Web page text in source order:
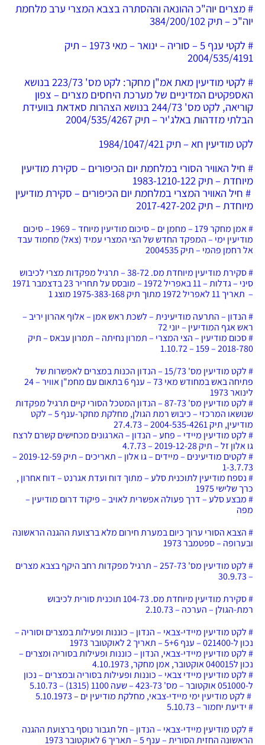
# מצרים יוה"כ ההונאה וההסתרה בצבא המצרי ערב מלחמת
יוה"כ – תיק 384/200/102
# לקטי ענף 5 – סוריה – ינואר – מאי 1973 – תיק
2004/535/4191
# לקטי מודיעין מאת אמ"ן מחקר: לקט מס' 223/73 בנושא
האספקטים המדיניים של מערכת היחסים מצרים – צפון
קוריאה, לקט מס' 244/73 בנושא הצהרות סאדאת בוועידת
הבלתי מזדהות באלג'יר – תיק 2004/535/4267
לקט מודיעין חא – תיק 1984/1047/421
# חיל האוויר הסורי במלחמת יום הכיפורים – סקירת מודיעין
מיוחדת – תיק 1983-1210-122
# חיל האוויר המצרי במלחמת יום הכיפורים – סקירת מודיעין
מיוחדת – תיק 2017-427-202
# אמן מחקר 179 – מחמן ים – סיכום מודיעין מיוחד – 1969 – סיכום
מודיעין ימי – המפקד החדש של הצי המצרי עמיד (צאל) מחמוד עבד
אל רחמן פהמי – תיק 2004535
# סקירת מודיעין מיוחדת מס. 38-72 – תרגיל מפקדות מצרי לכיבוש
סיני – גדלות – 11 באפריל 1972 – מובסס על תחריר 23 בדצמבר 1971
– תאריך 11 לאפריל 1972 מתוך תיק 1975-383-168 מוצג 1
# הנדון – התרעה מודיעינית – לשכת ראש אמן – אלוף אהרון יריב –
ראש אגף המודיעין – יוני 72
# סכום מודיעין – הצי המצרי – תמרון נחיתה – תמרון עבאס – תיק
2018-780 – 159 – 1.10.72
# לקט מודיעין מס' 15/73 – הנדון הכנות במצרים לאפשרות של
פתיחה באש במחודש מאי 73 – ענף 6 בתאום עם מחמ"ן אוויר – 24
לינואר 1973
# לקט מודיעין מס' 87-73 – הנדון המטכל הסורי קיים תרגיל מפקדות
שנושאו המרכזי – כיבוש רמת הגולן, מחלקת מחקר-ענף 5 – לקט
מודיעין, תיק 2004-535-4261 – 27.4.73
# לקט מודיעין מיידי – פחע – הנדון – הארגונים מכחישים קשרם לרצח
גו אלון זל – תיק 2019-12-28 – 4.7.73
# לקטים מודיעינים – מיידים – גו אלון – תאריכים – תיק 2019-12-59 –
1-3.7.73
# נספח מודיעין לתוכנית סלע – מתוך דוח ועדת אגרנט – דוח אחרון ,
כרך שלישי 1975
# מבצע סלע – דרך פעולה אפשרית לאויב – פיקוד דרום מודיעין –
מפה
# הצבא הסורי ערוך כיום במערת חירום מלא ברצועת ההגנה הראשונה
ובערופה – ספטמבר 1973
# לקט מודיעין מס' 257-73 – תרגיל מפקדות רחב היקף בצבא מצרים
– 30.9.73
# סקירת מודיעין מיוחדת מס. 104-73 תוכנית סורית לכיבוש
רמת-הגולן – הערכה – 2.10.73
# לקט מודיעין מיידי-צבאי – הנדון – כוננות ופעילות במצרים וסוריה –
נכון ל-021400 – ענף 5+6 – תאריך 2 לאוקטובר 1973
# לקט מודיעין מיידי-צבאי, הנדון – כוננות ופעילות בסוריה ומצרים –
נכון ל040015 אוקטובר, אמן מחקר, 4.10.1973
# לקט מודיעין מיידי צבאי – כוננות ופעילות בסוריה ובמצרים – נכון
ל-051000 אוקטובר – מס' 423-73 – שעה 1100 (1315) – 5.10.73
# לקט מודיעין ימי מיידי-צבאי, מחלקת מודיעין ים –
5.10.1973
# ידיעת יחמור – 5.10.73
# לקט מודיעין מיידי-צבאי – הנדון – חל תגבור נוסף ברצועת ההגנה
הראשונה החזית הסורית – ענף 5 – תאריך 6 לאוקטובר 1973